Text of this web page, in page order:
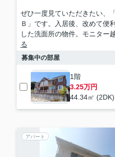
ぜひ一度見ていただきたい、
Ｂ」です。入居後、改めて便
した洗面所の物件。モニター
る
募集中の部屋
1階
3.25万円
44.34㎡ (2DK)
アパート